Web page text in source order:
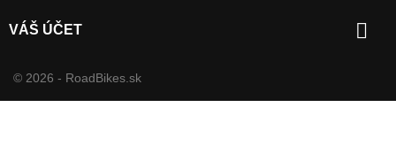
VÁŠ ÚČET 
© 2026 - RoadBikes.sk